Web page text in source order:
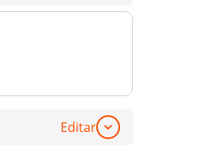
Editar